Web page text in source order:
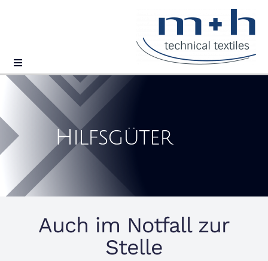
Toggle
Navigation
Unternehmen
Produkte
Service
Hilfsgüter
Auch im Notfall zur
Stelle